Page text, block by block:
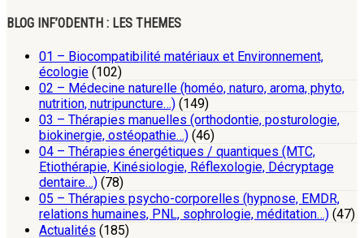
BLOG INF’ODENTH : LES THEMES
01 – Biocompatibilité matériaux et Environnement,
écologie (102)
02 – Médecine naturelle (homéo, naturo, aroma, phyto,
nutrition, nutripuncture…) (149)
03 – Thérapies manuelles (orthodontie, posturologie,
biokinergie, ostéopathie…) (46)
04 – Thérapies énergétiques / quantiques (MTC,
Etiothérapie, Kinésiologie, Réflexologie, Décryptage
dentaire…) (78)
05 – Thérapies psycho-corporelles (hypnose, EMDR,
relations humaines, PNL, sophrologie, méditation…) (47)
Actualités (185)